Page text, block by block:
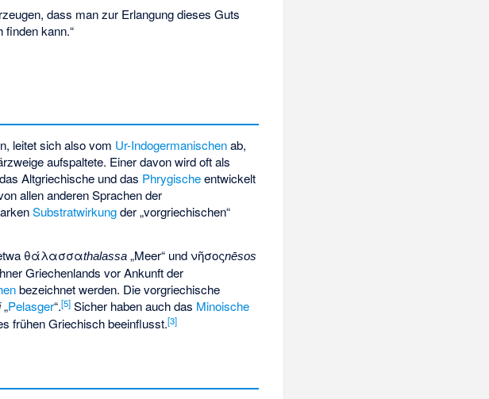
dass man zur Erlangung dieses Guts
finden kann.“
leitet sich also vom Ur-Indogermanischenab,
aufspaltete. Einer davon wird oft als
Altgriechische und das Phrygischeentwickelt
allen anderen Sprachen der
Substratwirkungder „vorgriechischen“
θάλασσαthalassa „Meer“ undνῆσοςnēsos
Griechenlands vor Ankunft der
bezeichnet werden. Die vorgriechische
„Pelasger“.[5] Sicher haben auch das Minoische
frühen Griechisch beeinflusst.[3]